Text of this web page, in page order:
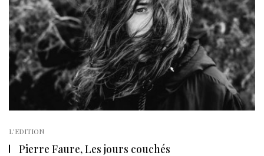
L'EDITION
Pierre Faure, Les jours couchés